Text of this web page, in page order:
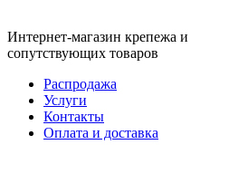
Интернет-магазин крепежа и
сопутствующих товаров
Распродажа
Услуги
Контакты
Оплата и доставка